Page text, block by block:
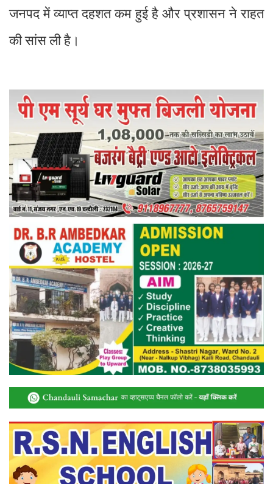
जनपद में व्याप्त दहशत कम हुई है और प्रशासन ने राहत
की सांस ली है।